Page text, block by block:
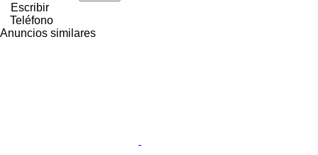
Escribir
Teléfono
Anuncios similares